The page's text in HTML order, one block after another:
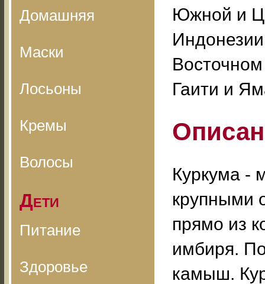
Домашняя
Маски
Лосьоны
Кремы
Волосы
Дети
Питание
Здоровье
Южной и
Гаити и
Куркума -
крупными
прямо из
имбиря.
камыш.